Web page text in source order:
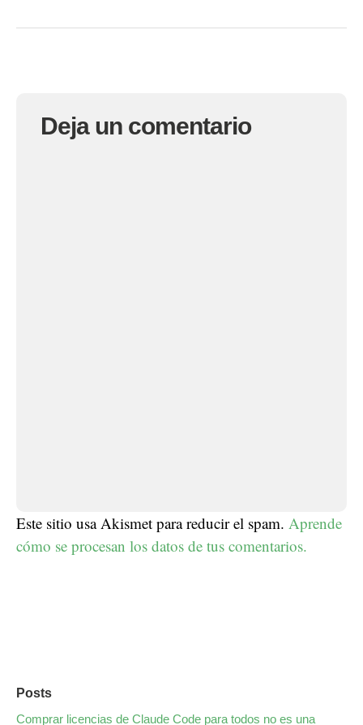
Deja un comentario
Este sitio usa Akismet para reducir el spam. Aprende
cómo se procesan los datos de tus comentarios.
Posts
Comprar licencias de Claude Code para todos no es una